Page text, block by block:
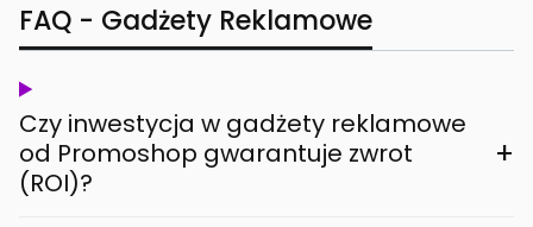
FAQ - Gadżety Reklamowe
Czy inwestycja w gadżety reklamowe
od Promoshop gwarantuje zwrot
(ROI)?
+